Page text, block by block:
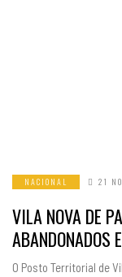
NACIONAL 21
VILA NOVA DE
ABANDONADOS
O Posto Territorial de